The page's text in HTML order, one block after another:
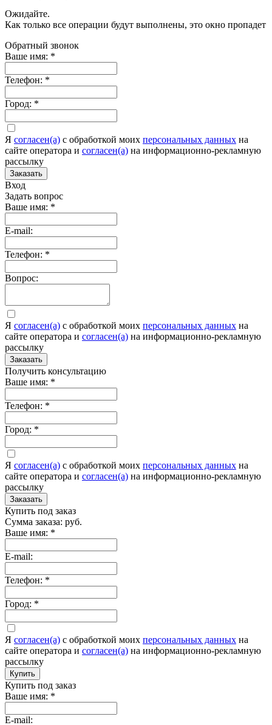
Ожидайте.
Как только все операции будут выполнены, это окно пропадет
Обратный звонок
Ваше имя: *
Телефон: *
Город: *
Я согласен(а) c обработкой моих персональных данных на
сайте оператора и согласен(а) на информационно-рекламную
рассылку
Заказать
Вход
Задать вопрос
Ваше имя: *
E-mail:
Телефон: *
Вопрос:
Я согласен(а) c обработкой моих персональных данных на
сайте оператора и согласен(а) на информационно-рекламную
рассылку
Заказать
Получить консультацию
Ваше имя: *
Телефон: *
Город: *
Я согласен(а) c обработкой моих персональных данных на
сайте оператора и согласен(а) на информационно-рекламную
рассылку
Заказать
Купить под заказ
Сумма заказа: руб.
Ваше имя: *
E-mail:
Телефон: *
Город: *
Я согласен(а) c обработкой моих персональных данных на
сайте оператора и согласен(а) на информационно-рекламную
рассылку
Купить
Купить под заказ
Ваше имя: *
E-mail: